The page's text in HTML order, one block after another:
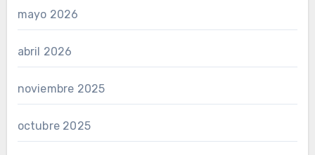
mayo 2026
abril 2026
noviembre 2025
octubre 2025